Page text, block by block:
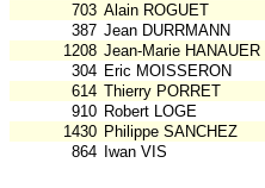
703 Alain ROGUET
387 Jean DURRMANN
1208 Jean-Marie HANAUER
304 Eric MOISSERON
614 Thierry PORRET
910 Robert LOGE
1430 Philippe SANCHEZ
864
Iwan VIS